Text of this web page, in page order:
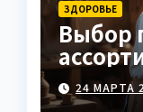
ЗДОРОВЬЕ
Выбор
24 МАРТА